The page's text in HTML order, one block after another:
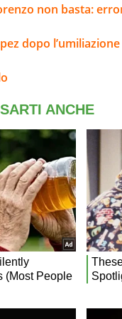
non basta:
dopo